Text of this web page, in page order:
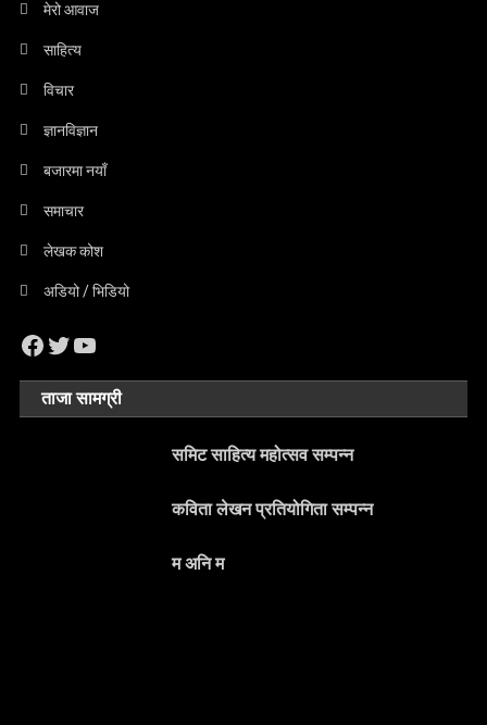
मेरो आवाज
साहित्य
विचार
ज्ञानविज्ञान
बजारमा नयाँ
समाचार
लेखक कोश
अडियो / भिडियो
Facebook
Twitter
YouTube
ताजा सामग्री
समिट साहित्य महोत्सव सम्पन्न
कविता लेखन प्रतियोगिता सम्पन्न
म अनि म